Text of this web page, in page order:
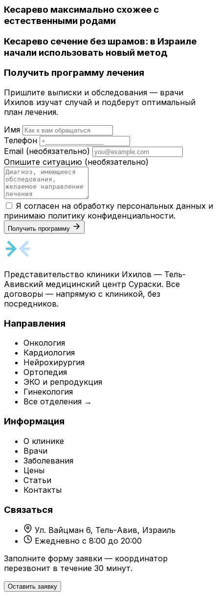
Кесарево максимально схожее с
естественными родами
Кесарево сечение без шрамов: в Израиле
начали использовать новый метод
Получить программу лечения
Пришлите выписки и обследования — врачи
Ихилов изучат случай и подберут оптимальный
план лечения.
Имя
Телефон
Email (необязательно)
Опишите ситуацию (необязательно)
Я согласен на обработку персональных данных и
принимаю политику конфиденциальности.
Получить программу
Представительство клиники Ихилов — Тель-
Авивский медицинский центр Сураски. Все
договоры — напрямую с клиникой, без
посредников.
Направления
Онкология
Кардиология
Нейрохирургия
Ортопедия
ЭКО и репродукция
Гинекология
Все отделения →
Информация
О клинике
Врачи
Заболевания
Цены
Статьи
Контакты
Связаться
Ул. Вайцман 6, Тель-Авив, Израиль
Ежедневно с 8:00 до 20:00
Заполните форму заявки — координатор
перезвонит в течение 30 минут.
Оставить заявку